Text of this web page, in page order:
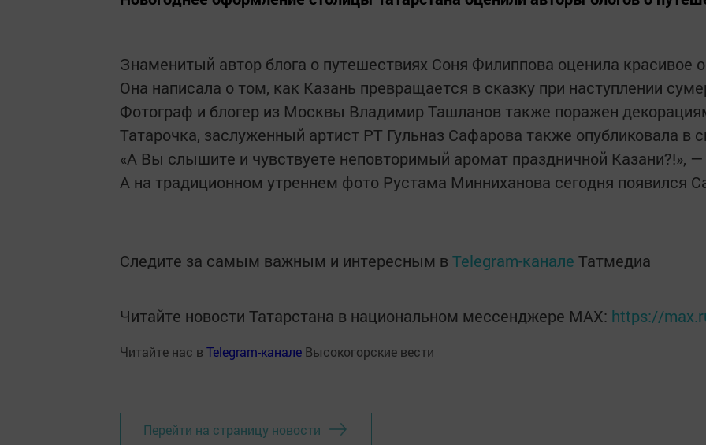
Знаменитый автор блога о путешествиях Соня Филиппова оценила красивое
Она написала о том, как Казань превращается в сказку при наступлении
Фотограф и блогер из Москвы Владимир Ташланов также поражен
Татарочка, заслуженный артист РТ Гульназ Сафарова также опубликовала в
«А Вы слышите и чувствуете неповторимый аромат праздничной Казани?!»,
А на традиционном утреннем фото Рустама Минниханова сегодня появился
Следите за самым важным и интересным в Telegram-канале Татмедиа
Читайте новости Татарстана в национальном мессенджере MАХ: https://
Читайте нас в Telegram-канале Высокогорские вести
Перейти на страницу новости